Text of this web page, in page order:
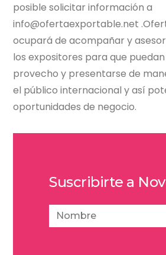
posible solicitar información a
info@ofertaexportable.net
ocupará de acompañar y
los expositores para que
provecho y presentarse de
el público internacional y así
oportunidades de negocio.
Suscribirte a